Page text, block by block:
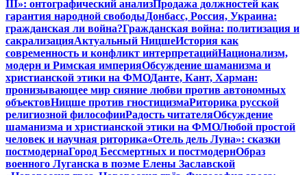
III»: онтографический анализПродажа должностей как
гарантия народной свободыДонбасс, Россия, Украина:
гражданская ли война?Гражданская война: политизация и
сакрализацияАктуальный НицшеИстория как
современность и конфликт интерпретацийНационализм,
модерн и Римская империяОбсуждение шаманизма и
христианской этики на ФМОДанте, Кант, Харман:
пронизывающее мир сияние любви против автономных
объектовНицше против гностицизмаРиторика русской
религиозной философииРадость читателяОбсуждение
шаманизма и христианской этики на ФМОЛюбой простой
человек и научная риторика«Отель дель Луна»: сказки
постмодернаГород Бессмертных и постмодернОбраз
военного Луганска в поэме Елены Заславской